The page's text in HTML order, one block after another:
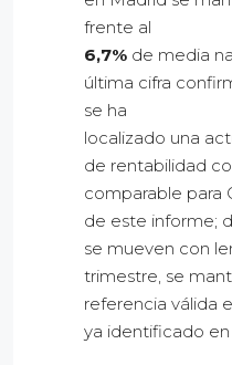
frente al
6,7% de media
última cifra
se ha
localizado una
de rentabilidad
comparable para
de este informe;
se mueven con
trimestre, se
referencia válida
ya identificado en